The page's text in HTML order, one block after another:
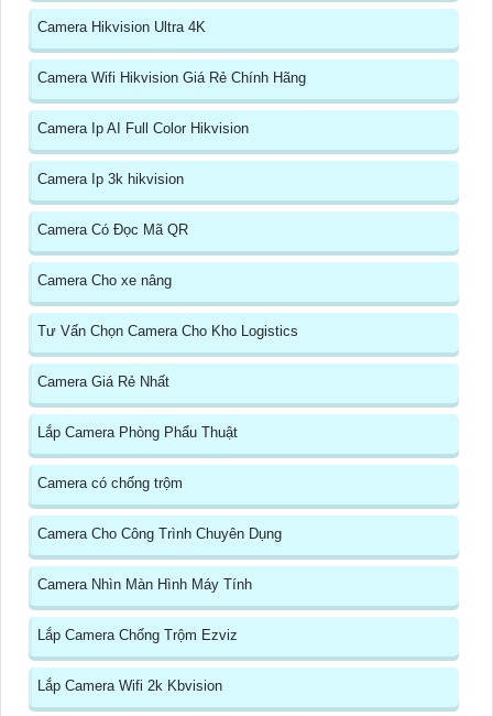
Camera Hikvision Ultra 4K
Camera Wifi Hikvision Giá Rẻ Chính Hãng
Camera Ip AI Full Color Hikvision
Camera Ip 3k hikvision
Camera Có Đọc Mã QR
Camera Cho xe nâng
Tư Vấn Chọn Camera Cho Kho Logistics
Camera Giá Rẻ Nhất
Lắp Camera Phòng Phẩu Thuật
Camera có chống trộm
Camera Cho Công Trình Chuyên Dụng
Camera Nhìn Màn Hình Máy Tính
Lắp Camera Chống Trộm Ezviz
Lắp Camera Wifi 2k Kbvision